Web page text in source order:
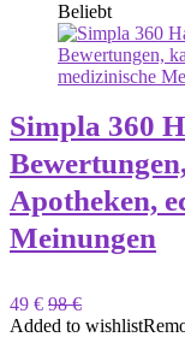
Beliebt
Simpla 360
Apotheken,
Meinungen
49 € 98 €
Added to wishlist